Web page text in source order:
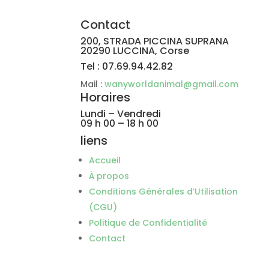
Contact
200, STRADA PICCINA SUPRANA
20290 LUCCINA, Corse
Tel : 07.69.94.42.82
Mail :wanyworldanimal@gmail.com
Horaires
Lundi – Vendredi
09 h 00 – 18 h 00
liens
Accueil
À propos
Conditions Générales d’Utilisation
(CGU)
Politique de Confidentialité
Contact